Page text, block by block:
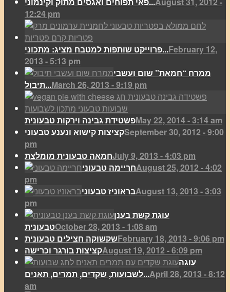
12:24 pm
פרוייקט שותפות למטבח מציג: מתכוני...February 12,
2013 - 5:13 pm
ממרח “חמאת” שום ועשבי
תיבול...March 26, 2013 - 9:19 pm
פשטידת גבינה וירקות טבעוניתMay 22, 2014 - 3:14 am
קציצות קישוא ונענע טבעוניSeptember 30, 2012 - 9:00
pm
חמאה טבעונית מומלצתJuly 9, 2013 - 4:03 pm
חריימה טבעוניAugust 25, 2012 - 4:02
pm
בראוניז טבעוניAugust 13, 2013 - 3:03
pm
עוגת קשת בענן
טבעוניתOctober 28, 2013 - 1:08 am
שקשוקה חצילים טבעוניתFebruary 18, 2013 - 9:06 pm
קציצות בורגר וכרישהAugust 19, 2012 - 6:09 pm
עוגה
לשבועות, שקדים, תמרים, תאנים...April 28, 2013 - 8:12
am